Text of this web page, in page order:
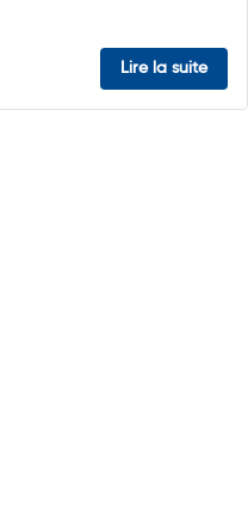
Lire la suite